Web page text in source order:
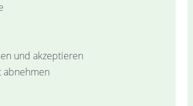
und akzeptieren
abnehmen